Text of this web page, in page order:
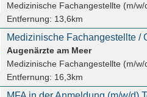
Medizinische Fachangestellte (m/w/
Entfernung: 13,6km
Augenärzte am Meer
Medizinische Fachangestellte (m/w/
Entfernung: 16,3km